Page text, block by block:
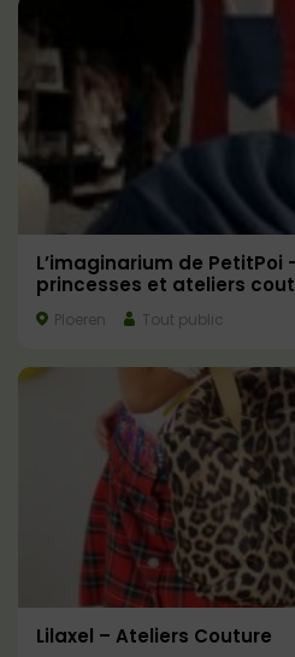
L’imaginarium de PetitPoi
princesses et ateliers
Ploeren Tout public
Lilaxel – Ateliers Couture